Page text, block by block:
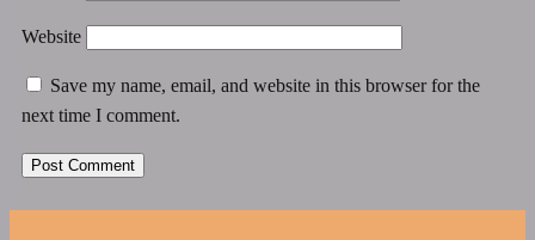
Website
Save my name, email, and website in this browser for the
next time I comment.